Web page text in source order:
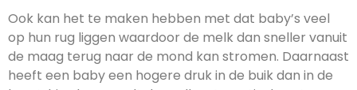
Ook kan het te maken hebben met dat baby’s veel
op hun rug liggen waardoor de melk dan sneller vanuit
de maag terug naar de mond kan stromen. Daarnaast
heeft een baby een hogere druk in de buik dan in de